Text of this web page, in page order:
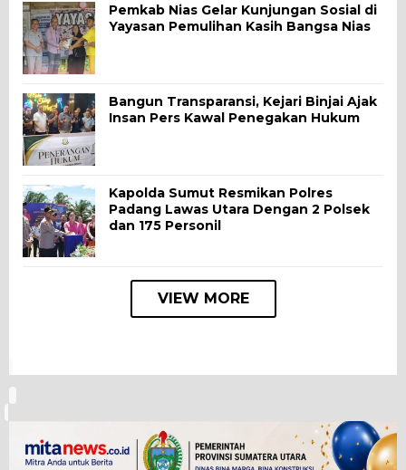
Pemkab Nias Gelar Kunjungan Sosial di
Yayasan Pemulihan Kasih Bangsa Nias
Bangun Transparansi, Kejari Binjai Ajak
Insan Pers Kawal Penegakan Hukum
Kapolda Sumut Resmikan Polres
Padang Lawas Utara Dengan 2 Polsek
dan 175 Personil
VIEW MORE